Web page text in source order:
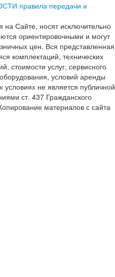
правила передачи и
Сайте, носят исключительно
ориентировочными и могут
цен. Вся представленная
комплектаций, технических
стоимости услуг, сервисного
условий аренды
не является публичной
ст. 437 Гражданского
материалов с сайта